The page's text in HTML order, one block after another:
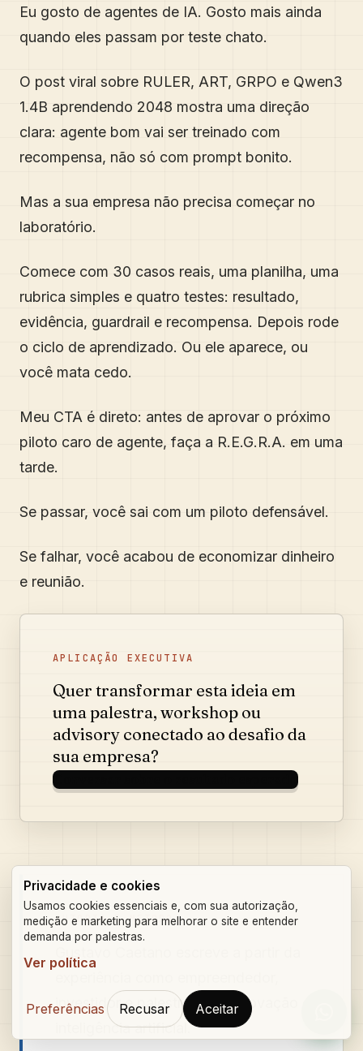
Eu gosto de agentes de IA. Gosto mais ainda
quando eles passam por teste chato.
O post viral sobre RULER, ART, GRPO e Qwen3
1.4B aprendendo 2048 mostra uma direção
clara: agente bom vai ser treinado com
recompensa, não só com prompt bonito.
Mas a sua empresa não precisa começar no
laboratório.
Comece com 30 casos reais, uma planilha, uma
rubrica simples e quatro testes: resultado,
evidência, guardrail e recompensa. Depois rode
o ciclo de aprendizado. Ou ele aparece, ou
você mata cedo.
Meu CTA é direto: antes de aprovar o próximo
piloto caro de agente, faça a R.E.G.R.A. em uma
tarde.
Se passar, você sai com um piloto defensável.
Se falhar, você acabou de economizar dinheiro
e reunião.
APLICAÇÃO EXECUTIVA
Quer transformar esta ideia em
uma palestra, workshop ou
advisory conectado ao desafio da
sua empresa?
AUTORIA E MÉTODO
investidor e palestrante de inovação e
inteligência artificial.
Privacidade e cookies
Usamos cookies essenciais e, com sua autorização,
medição e marketing para melhorar o site e entender
demanda por palestras.
Ver política
Preferências Recusar Aceitar